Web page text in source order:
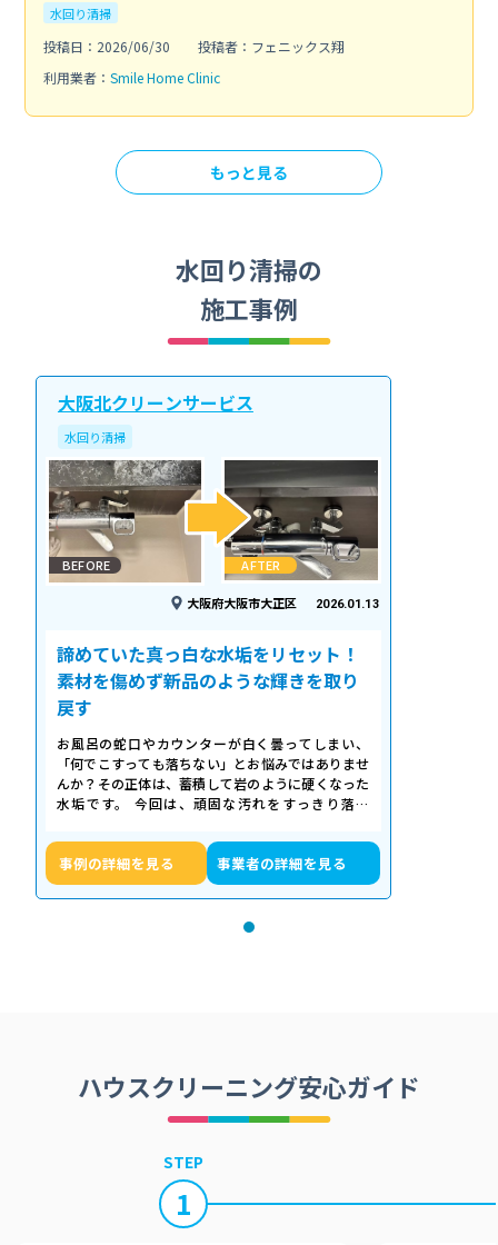
水回り清掃
投稿日：2026/06/30
投稿者：フェニックス翔
利用業者： Smile Home Clinic
もっと見る
水回り清掃の
施工事例
大阪北クリーンサービス
水回り清掃
BEFORE AFTER
大阪府大阪市大正区 2026.01.13
諦めていた真っ白な水垢をリセット！
素材を傷めず新品のような輝きを取り
戻す
お風呂の蛇口やカウンターが白く曇ってしまい、
「何でこすっても落ちない」とお悩みではありませ
んか？その正体は、蓄積して岩のように硬くなった
水垢です。 今回は、頑固な汚れをすっきり落と
事例の詳細を見る 事業者の詳細を見る
ハウスクリーニング安心ガイド
STEP
1